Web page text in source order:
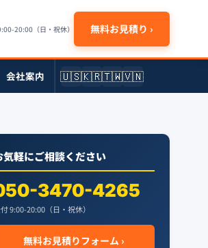
20:00（日・祝休） 無料お見積り ›
会社案内 🇺🇸🇰🇷🇹🇼🇻🇳
気軽にご相談ください
3470-4265
9:00-20:00（日・祝休）
無料お見積りフォーム ›